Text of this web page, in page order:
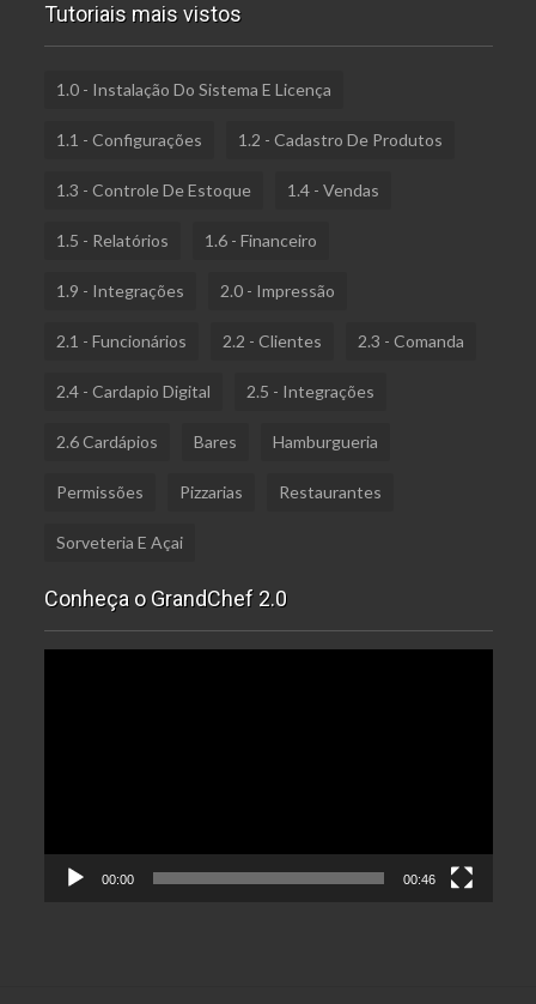
Tutoriais mais vistos
1.0 - Instalação Do Sistema E Licença
1.1 - Configurações 1.2 - Cadastro De Produtos
1.3 - Controle De Estoque 1.4 - Vendas
1.5 - Relatórios 1.6 - Financeiro
1.9 - Integrações 2.0 - Impressão
2.1 - Funcionários 2.2 - Clientes 2.3 - Comanda
2.4 - Cardapio Digital 2.5 - Integrações
2.6 Cardápios Bares Hamburgueria
Permissões Pizzarias Restaurantes
Sorveteria E Açai
Conheça o GrandChef 2.0
00:00 00:46